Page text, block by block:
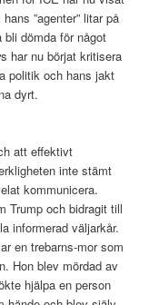
”agenter” litar på
bli dömda för något
har nu börjat kritisera
politik och hans jakt
dyrt.
att effektivt
inte stämt
kommunicera.
Trump och bidragit till
informerad väljarkår.
en trebarns-mor som
Hon blev mördad av
hjälpa en person